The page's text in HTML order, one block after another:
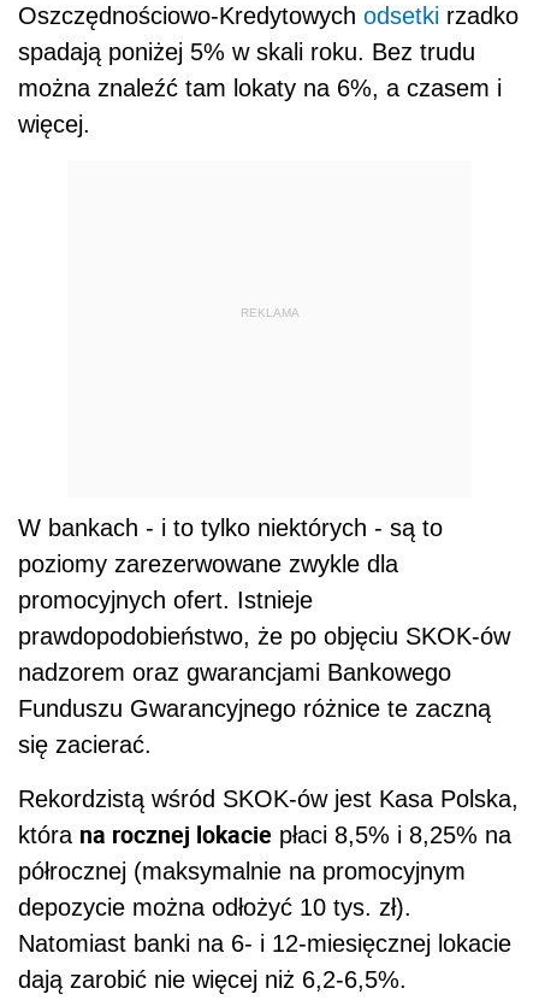
Oszczędnościowo-Kredytowych odsetki rzadko
spadają poniżej 5% w skali roku. Bez trudu
można znaleźć tam lokaty na 6%, a czasem i
więcej.
REKLAMA
W bankach - i to tylko niektórych - są to
poziomy zarezerwowane zwykle dla
promocyjnych ofert. Istnieje
prawdopodobieństwo, że po objęciu SKOK-ów
nadzorem oraz gwarancjami Bankowego
Funduszu Gwarancyjnego różnice te zaczną
się zacierać.
Rekordzistą wśród SKOK-ów jest Kasa Polska,
która na rocznej lokacie płaci 8,5% i 8,25% na
półrocznej (maksymalnie na promocyjnym
depozycie można odłożyć 10 tys. zł).
Natomiast banki na 6- i 12-miesięcznej lokacie
dają zarobić nie więcej niż 6,2-6,5%.